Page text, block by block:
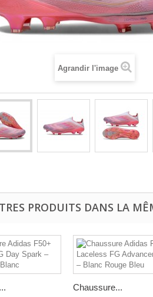
Agrandir l'image
PRODUITS DANS LA
Chaussure...